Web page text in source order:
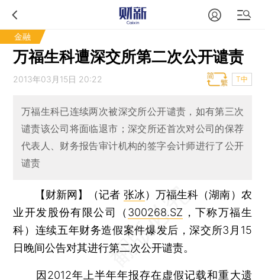
金融
万福生科遭深交所第二次公开谴责
2013年03月15日 20:22 T中
万福生科已连续两次被深交所公开谴责，如有第三次
谴责该公司将面临退市；深交所还首次对公司的保荐
代表人、财务报告审计机构的签字会计师进行了公开
谴责
【财新网】（记者 张冰） 万福生科（湖南）农
业开发股份有限公司（ 300268.SZ ，下称万福生
科）连续五年财务造假案件爆发后，深交所3月15
日晚间公告对其进行第二次公开谴责。
因2012年上半年年报存在虚假记载和重大遗